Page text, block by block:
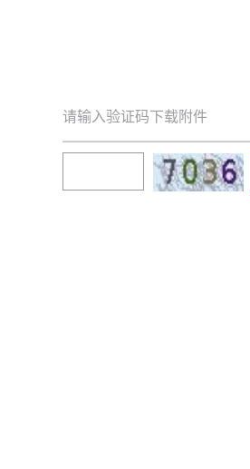
请输入验证码下载附件